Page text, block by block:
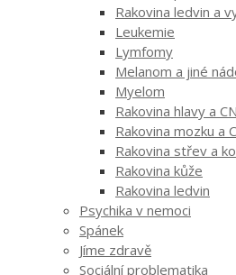
Rakovina ledvin a
Leukemie
Lymfomy
Melanom a jiné
Myelom
Rakovina hlavy a
Rakovina mozku a
Rakovina střev a
Rakovina kůže
Rakovina ledvin
Psychika v nemoci
Spánek
Jíme zdravě
Sociální problematika